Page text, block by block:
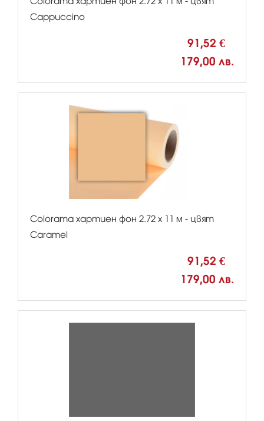
Cappuccino
91,52 €
179,00 лв.
Colorama хартиен фон 2.72 x 11 м - цвят
Caramel
91,52 €
179,00 лв.